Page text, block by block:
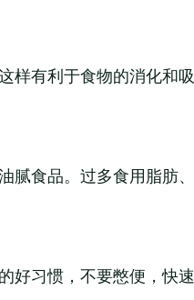
样有利于食物的消化和
腻食品。过多食用脂肪
好习惯，不要憋便，快